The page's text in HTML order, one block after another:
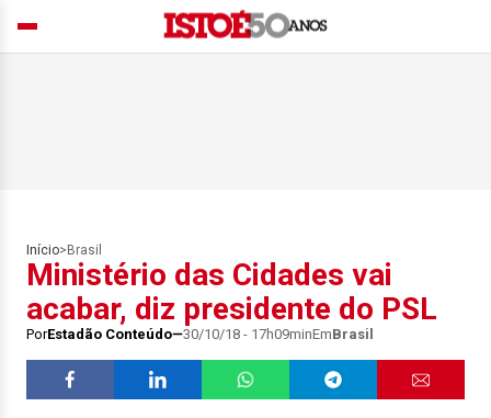
Início> Brasil
Ministério das Cidades vai
acabar, diz presidente do PSL
PorEstadão Conteúdo 30/10/18 - 17h09minEmBrasil